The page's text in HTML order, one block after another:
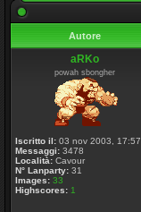
Autore
aRKo
powah sbongher
Iscritto il: 03 nov 2003, 17:57
Messaggi: 3478
Località: Cavour
N° Lanparty: 31
Images: 33
Highscores: 1